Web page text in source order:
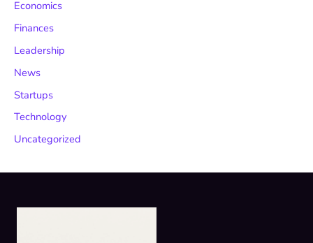
Economics
Finances
Leadership
News
Startups
Technology
Uncategorized